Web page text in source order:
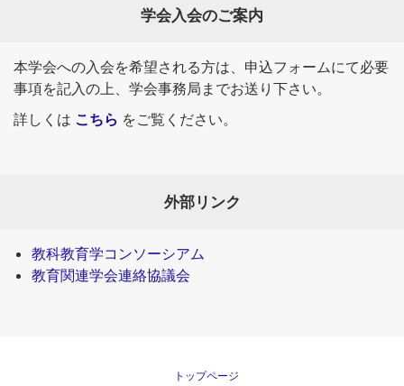
学会入会のご案内
本学会への入会を希望される方は、申込フォームにて必要
事項を記入の上、学会事務局までお送り下さい。
詳しくは こちら をご覧ください。
外部リンク
教科教育学コンソーシアム
教育関連学会連絡協議会
トップページ